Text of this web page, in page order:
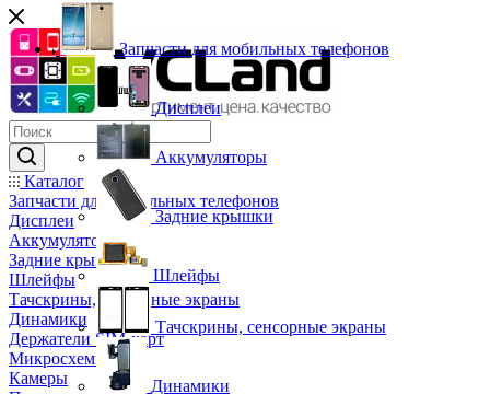
Каталог
Запчасти для мобильных телефонов
Дисплеи
Аккумуляторы
Задние крышки
Шлейфы
Тачскрины, сенсорные экраны
Динамики
Держатели SIM-карт
Микросхемы
Камеры
Запчасти для мобильных телефонов
Дисплеи
Аккумуляторы
Задние крышки
Шлейфы
Тачскрины, сенсорные экраны
Динамики